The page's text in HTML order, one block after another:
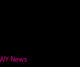
News